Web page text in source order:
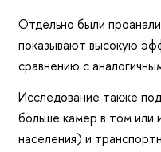
Отдельно были
показывают высокую
сравнению с
Исследование также
больше камер в том
населения) и